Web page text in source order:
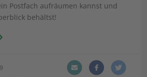
Postfach aufräumen kannst und
behältst!